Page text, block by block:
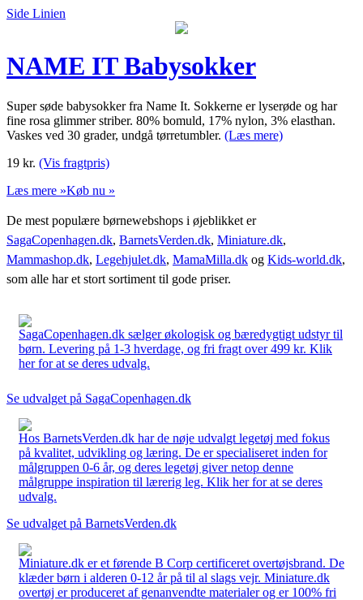
Side Linien
NAME IT Babysokker
Super søde babysokker fra Name It. Sokkerne er lyserøde og har
fine rosa glimmer striber. 80% bomuld, 17% nylon, 3% elasthan.
Vaskes ved 30 grader, undgå tørretumbler. (Læs mere)
19 kr. (Vis fragtpris)
Læs mere »Køb nu »
De mest populære børnewebshops i øjeblikket er
SagaCopenhagen.dk, BarnetsVerden.dk, Miniature.dk,
Mammashop.dk, Legehjulet.dk, MamaMilla.dk og Kids-world.dk,
som alle har et stort sortiment til gode priser.
SagaCopenhagen.dk sælger økologisk og bæredygtigt udstyr til
børn. Levering på 1-3 hverdage, og fri fragt over 499 kr. Klik
her for at se deres udvalg.
Se udvalget på SagaCopenhagen.dk
Hos BarnetsVerden.dk har de nøje udvalgt legetøj med fokus
på kvalitet, udvikling og læring. De er specialiseret inden for
målgruppen 0-6 år, og deres legetøj giver netop denne
målgruppe inspiration til lærerig leg. Klik her for at se deres
udvalg.
Se udvalget på BarnetsVerden.dk
Miniature.dk er et førende B Corp certificeret overtøjsbrand. De
klæder børn i alderen 0-12 år på til al slags vejr. Miniature.dk
overtøj er produceret af genanvendte materialer og er 100% fri